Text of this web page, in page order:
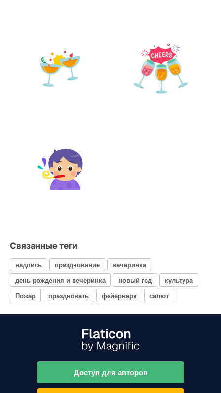
Связанные теги
надпись празднование
вечеринка
день рождения и вечеринка
новый год
культура
Пожар
праздновать фейерверк салют
Доступ для авторов